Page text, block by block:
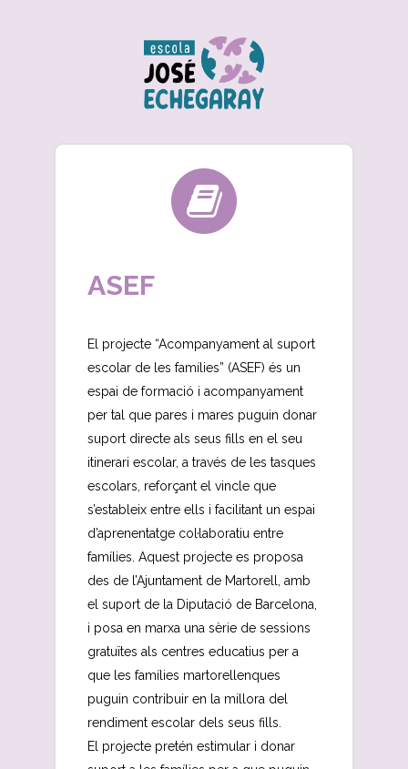
ASEF
El projecte “Acompanyament al suport
escolar de les famílies” (ASEF) és un
espai de formació i acompanyament
per tal que pares i mares puguin donar
suport directe als seus fills en el seu
itinerari escolar, a través de les tasques
escolars, reforçant el vincle que
s’estableix entre ells i facilitant un espai
d’aprenentatge col·laboratiu entre
famílies. Aquest projecte es proposa
des de l’Ajuntament de Martorell, amb
el suport de la Diputació de Barcelona,
i posa en marxa una sèrie de sessions
gratuïtes als centres educatius per a
que les famílies martorellenques
puguin contribuir en la millora del
rendiment escolar dels seus fills.
El projecte pretén estimular i donar